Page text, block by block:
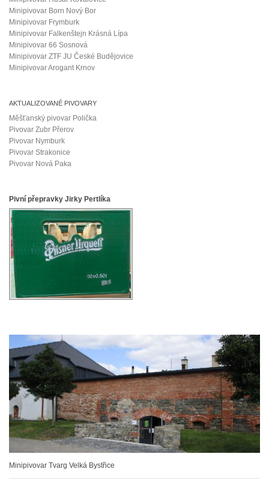
Minipivovar Born Nový Bor
Minipivovar Frymburk
Minipivovar Falkenštejn Krásná Lípa
Minipivovar 66 Sosnová
Minipivovar ZTF JU České Budějovice
Minipivovar Arogant Krnov
AKTUALIZOVANÉ PIVOVARY
Měšťanský pivovar Polička
Pivovar Zubr Přerov
Pivovar Nymburk
Pivovar Strakonice
Pivovar Nová Paka
Pivní přepravky Jirky Pertlíka
Minipivovar Tvarg Velká Bystřice